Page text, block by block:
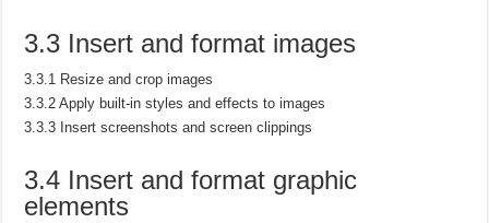
3.3 Insert and format images
3.3.1 Resize and crop images
3.3.2 Apply built-in styles and effects to images
3.3.3 Insert screenshots and screen clippings
3.4 Insert and format graphic
elements